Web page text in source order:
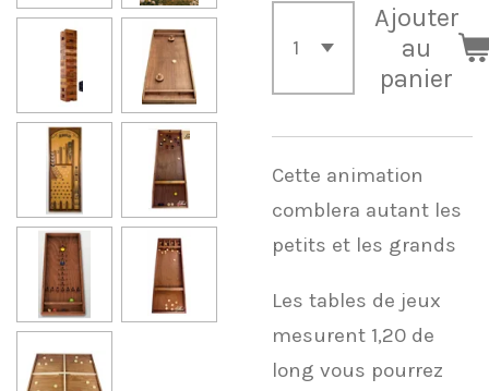
Ajouter
au
panier
Cette animation
comblera autant les
petits et les grands
Les tables de jeux
mesurent 1,20 de
long vous pourrez